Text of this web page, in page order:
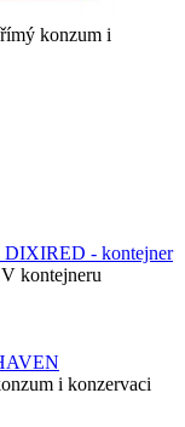
konzum i
kontejneru
i konzervaci